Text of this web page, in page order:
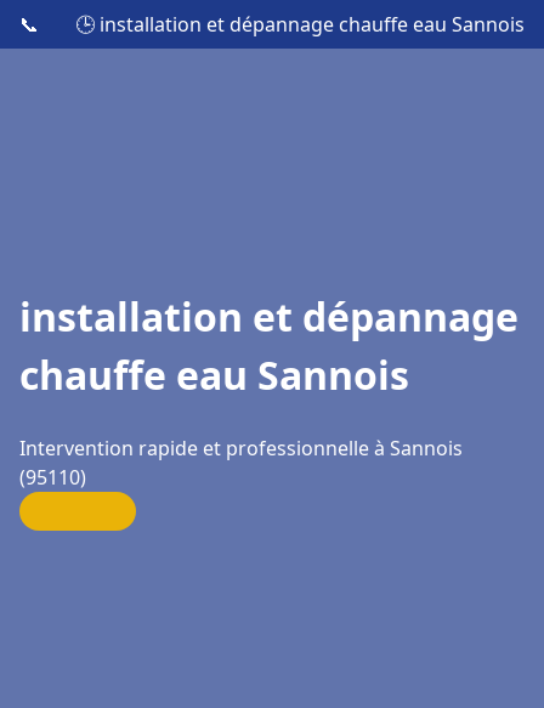
📞 🕒 installation et dépannage chauffe eau Sannois
installation et dépannage
chauffe eau Sannois
Intervention rapide et professionnelle à Sannois
(95110)